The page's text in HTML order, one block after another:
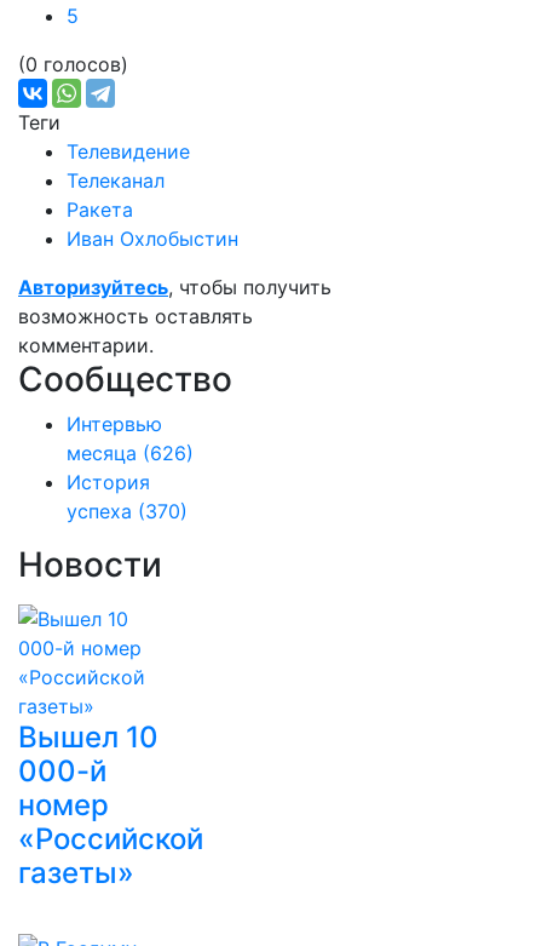
5
(0 голосов)
Теги
Телевидение
Телеканал
Ракета
Иван Охлобыстин
Авторизуйтесь, чтобы получить
возможность оставлять
комментарии.
Сообщество
Интервью
месяца (626)
История
успеха (370)
Новости
Вышел 10
000-й
номер
«Российской
газеты»